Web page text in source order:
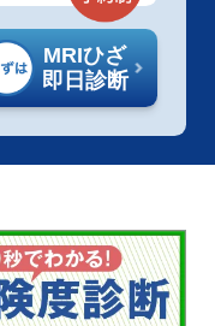
MRIひざ
即日診断